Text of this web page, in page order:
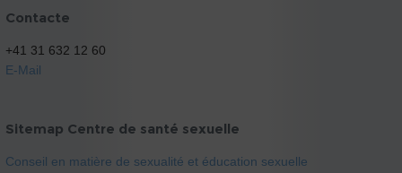
Contacte
+41 31 632 12 60
E-Mail
Sitemap Centre de santé sexuelle
Conseil en matière de sexualité et éducation sexuelle